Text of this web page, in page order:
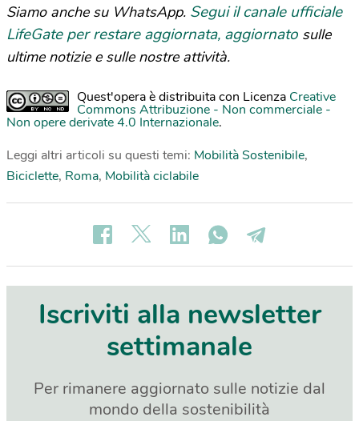
Siamo anche su WhatsApp. Segui il canale ufficiale
LifeGate per restare aggiornata, aggiornato sulle
ultime notizie e sulle nostre attività.
Quest'opera è distribuita con Licenza Creative
Commons Attribuzione - Non commerciale -
Non opere derivate 4.0 Internazionale.
Leggi altri articoli su questi temi: Mobilità Sostenibile,
Biciclette, Roma, Mobilità ciclabile
Iscriviti alla newsletter
settimanale
Per rimanere aggiornato sulle notizie dal
mondo della sostenibilità